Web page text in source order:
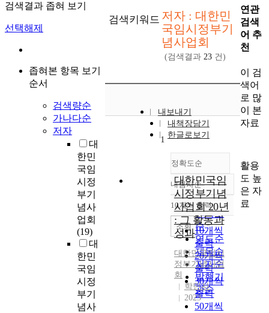
검색결과 좁혀 보기
선택해제
좁혀본 항목 보기
순서
검색량순
가나다순
저자
대
한민
국임
시정
부기
념사
업회
(19)
대
한민
국임
시정
부기
념사
검색키워드 저자 : 대한민
국임시정부기
념사업회
(검색결과 23건)
내보내기
내책장담기
한글로보기
정확도순
정확도
순
인기도
순
연도순
제목순
저자순
발행기
관순
내림차순
내림차순
10개씩 출력
10개씩
출력
20개씩
출력
30개씩
출력
50개씩
조회
1
대한민국임
시정부기념
사업회 20년
: 그 활동과
성과
대한민국임시
정부기념사업
회
학민사
2023
연관
검색
어 추
천
이 검
색어
로 많
이 본
자료
활용
도 높
은 자
료